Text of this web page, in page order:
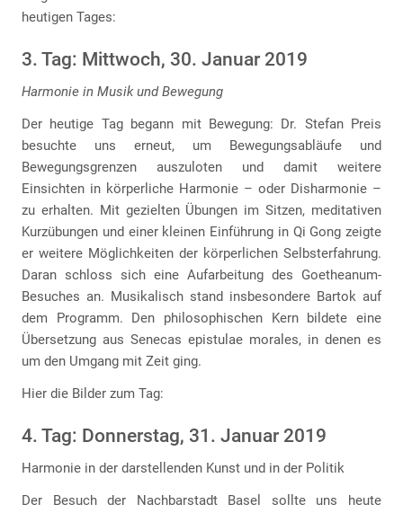
heutigen Tages:
3. Tag: Mittwoch, 30. Januar 2019
Harmonie in Musik und Bewegung
Der heutige Tag begann mit Bewegung: Dr. Stefan Preis
besuchte uns erneut, um Bewegungsabläufe und
Bewegungsgrenzen auszuloten und damit weitere
Einsichten in körperliche Harmonie – oder Disharmonie –
zu erhalten. Mit gezielten Übungen im Sitzen, meditativen
Kurzübungen und einer kleinen Einführung in Qi Gong zeigte
er weitere Möglichkeiten der körperlichen Selbsterfahrung.
Daran schloss sich eine Aufarbeitung des Goetheanum-
Besuches an. Musikalisch stand insbesondere Bartok auf
dem Programm. Den philosophischen Kern bildete eine
Übersetzung aus Senecas epistulae morales, in denen es
um den Umgang mit Zeit ging.
Hier die Bilder zum Tag:
4. Tag: Donnerstag, 31. Januar 2019
Harmonie in der darstellenden Kunst und in der Politik
Der Besuch der Nachbarstadt Basel sollte uns heute